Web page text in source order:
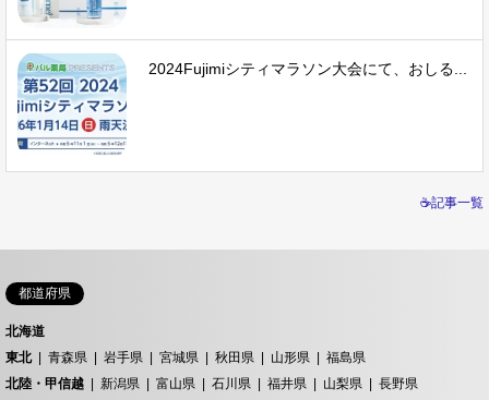
2024Fujimiシティマラソン大会にて、おしる...
☕記事一覧
都道府県
北海道
東北
青森県 岩手県 宮城県 秋田県 山形県
福島県
北陸・甲信越
新潟県 富山県 石川県 福井県 山梨県
長野県